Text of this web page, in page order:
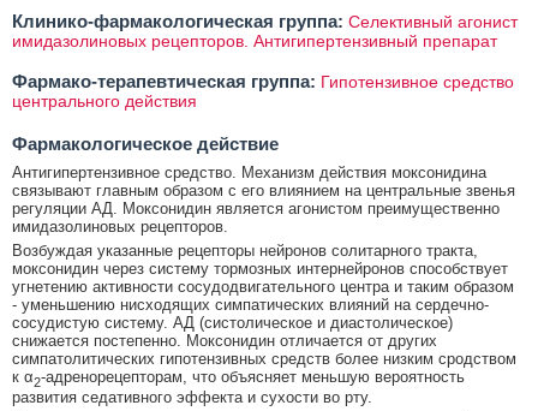
Клинико-фармакологическая группа: Селективный агонист
имидазолиновых рецепторов. Антигипертензивный препарат
Фармако-терапевтическая группа: Гипотензивное средство
центрального действия
Фармакологическое действие
Антигипертензивное средство. Механизм действия моксонидина
связывают главным образом с его влиянием на центральные звенья
регуляции АД. Моксонидин является агонистом преимущественно
имидазолиновых рецепторов.
Возбуждая указанные рецепторы нейронов солитарного тракта,
моксонидин через систему тормозных интернейронов способствует
угнетению активности сосудодвигательного центра и таким образом
- уменьшению нисходящих симпатических влияний на сердечно-
сосудистую систему. АД (систолическое и диастолическое)
снижается постепенно. Моксонидин отличается от других
симпатолитических гипотензивных средств более низким сродством
к α2-адренорецепторам, что объясняет меньшую вероятность
развития седативного эффекта и сухости во рту.